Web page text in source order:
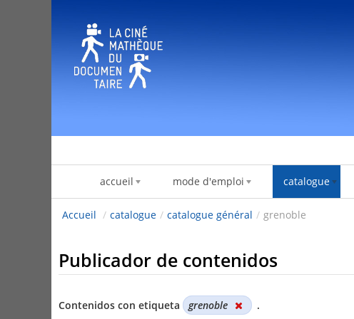
accueil mode d'emploi catalogue
Accueil / catalogue / catalogue général / grenoble
Publicador de contenidos
Contenidos con etiqueta grenoble .